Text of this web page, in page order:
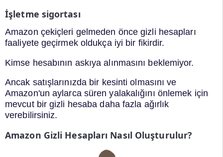
İşletme sigortası
Amazon çekiçleri gelmeden önce gizli hesapları
faaliyete geçirmek oldukça iyi bir fikirdir.
Kimse hesabının askıya alınmasını beklemiyor.
Ancak satışlarınızda bir kesinti olmasını ve
Amazon'un aylarca süren yalakalığını önlemek için
mevcut bir gizli hesaba daha fazla ağırlık
verebilirsiniz.
Amazon Gizli Hesapları Nasıl Oluşturulur?